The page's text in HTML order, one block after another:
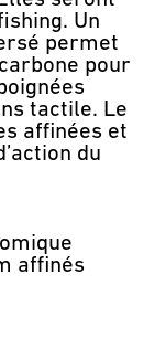
Un
permet
pour
tactile. Le
affinées et
du
affinés